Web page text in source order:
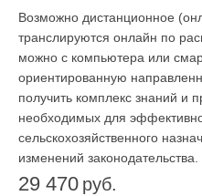
Возможно дистанционное
транслируются онлайн по
можно с компьютера или
ориентированную
получить комплекс знаний и
необходимых для
сельскохозяйственного
изменений законодательства.
29 470 руб.